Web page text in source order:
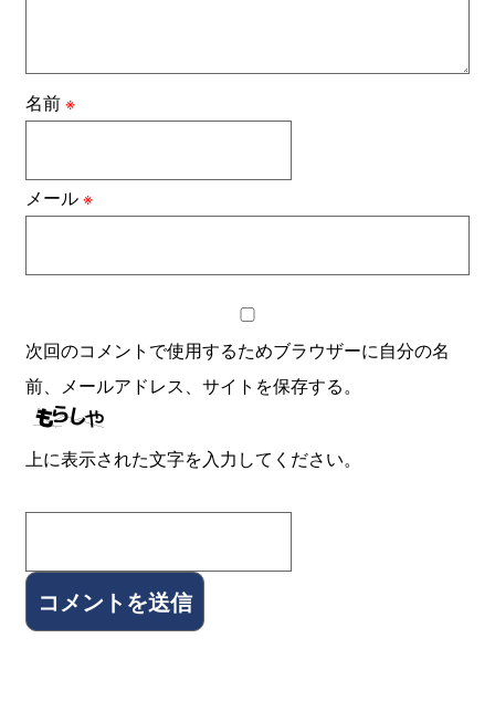
名前※
メール※
次回のコメントで使用するためブラウザーに自分の名
前、メールアドレス、サイトを保存する。
上に表示された文字を入力してください。